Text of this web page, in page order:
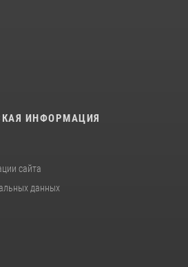
ИНФОРМАЦИЯ
сайта
данных